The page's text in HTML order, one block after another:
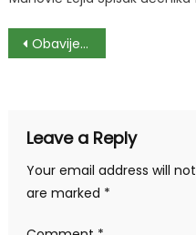
Post
Obavijest
Leave a Reply
Your email address will
are marked *